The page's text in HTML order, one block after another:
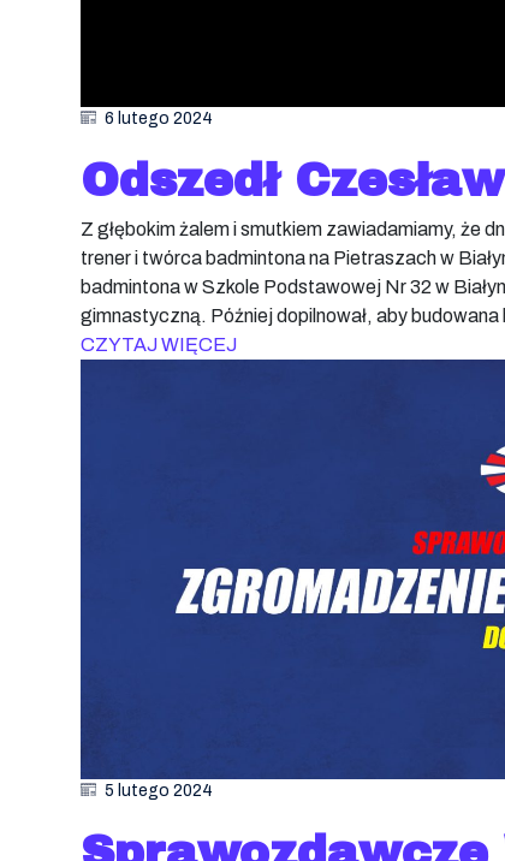
6 lutego 2024
Odszedł
Z głębokim żalem i smutkiem zawiadamiamy, że
trener i twórca badmintona na Pietraszach w
badmintona w Szkole Podstawowej Nr 32 w
gimnastyczną. Później dopilnował, aby budowana
CZYTAJ WIĘCEJ
5 lutego 2024